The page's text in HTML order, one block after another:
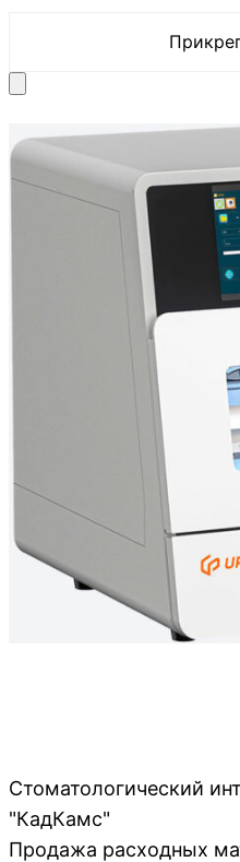
Стоматологический
"КадКамс"
Продажа расходных